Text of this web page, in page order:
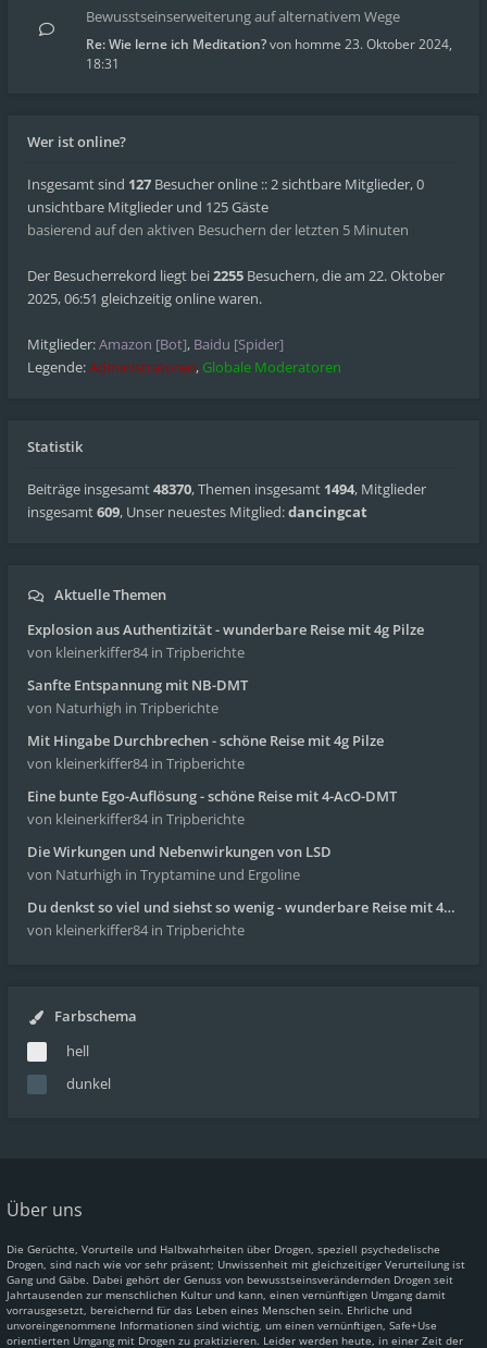
Bewusstseinserweiterung auf alternativem Wege
Re: Wie lerne ich Meditation?von homme 23. Oktober 2024,
18:31
Wer ist online?
Insgesamt sind 127 Besucher online :: 2 sichtbare Mitglieder, 0
unsichtbare Mitglieder und 125 Gäste
basierend auf den aktiven Besuchern der letzten 5 Minuten
Der Besucherrekord liegt bei2255 Besuchern, die am 22. Oktober
2025, 06:51 gleichzeitig online waren.
Mitglieder:Amazon [Bot], Baidu [Spider]
Legende:Administratoren, Globale Moderatoren
Statistik
Beiträge insgesamt48370,Themen insgesamt 1494, Mitglieder
insgesamt609, Unser neuestes Mitglied:dancingcat
Aktuelle Themen
Explosion aus Authentizität - wunderbare Reise mit 4g Pilze
von kleinerkiffer84 in Tripberichte
Sanfte Entspannung mit NB-DMT
von Naturhigh in Tripberichte
Mit Hingabe Durchbrechen - schöne Reise mit 4g Pilze
von kleinerkiffer84 in Tripberichte
Eine bunte Ego-Auflösung - schöne Reise mit 4-AcO-DMT
von kleinerkiffer84 in Tripberichte
Die Wirkungen und Nebenwirkungen von LSD
von Naturhigh in Tryptamine und Ergoline
Du denkst so viel und siehst so wenig - wunderbare Reise mit 4g Pilze
von kleinerkiffer84 in Tripberichte
Farbschema
hell
dunkel
Über uns
Die Gerüchte, Vorurteile und Halbwahrheiten über Drogen, speziell psychedelische
Drogen, sind nach wie vor sehr präsent; Unwissenheit mit gleichzeitiger Verurteilung ist
Gang und Gäbe. Dabei gehört der Genuss von bewusstseinsverändernden Drogen seit
Jahrtausenden zur menschlichen Kultur und kann, einen vernünftigen Umgang damit
vorrausgesetzt, bereichernd für das Leben eines Menschen sein. Ehrliche und
unvoreingenommene Informationen sind wichtig, um einen vernünftigen, Safe+Use
orientierten Umgang mit Drogen zu praktizieren. Leider werden heute, in einer Zeit der